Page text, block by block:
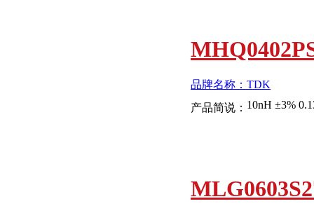
品牌名称：TDK
产品简说： 10nH ±3%